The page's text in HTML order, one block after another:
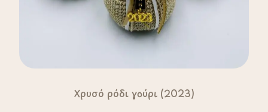
Χρυσό ρόδι γούρι (2023)